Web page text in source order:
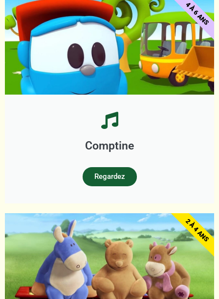
Comptine
Regardez
4 À 6 ANS
2 À 4 ANS